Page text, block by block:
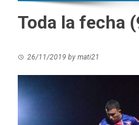
Toda la fecha
26/11/2019 by mati21